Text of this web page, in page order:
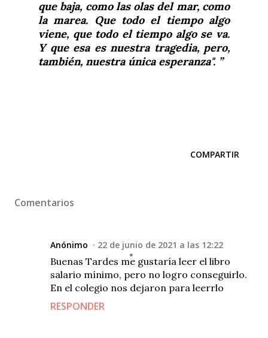
que baja, como las olas del mar, como
la marea. Que todo el tiempo algo
viene, que todo el tiempo algo se va.
Y que esa es nuestra tragedia, pero,
también, nuestra única esperanza".
COMPARTIR
Comentarios
Anónimo 22 de junio de 2021 a las 12:22
Buenas Tardes me gustaría leer el libro
salario mínimo, pero no logro conseguirlo.
En el colegio nos dejaron para leerrlo
RESPONDER